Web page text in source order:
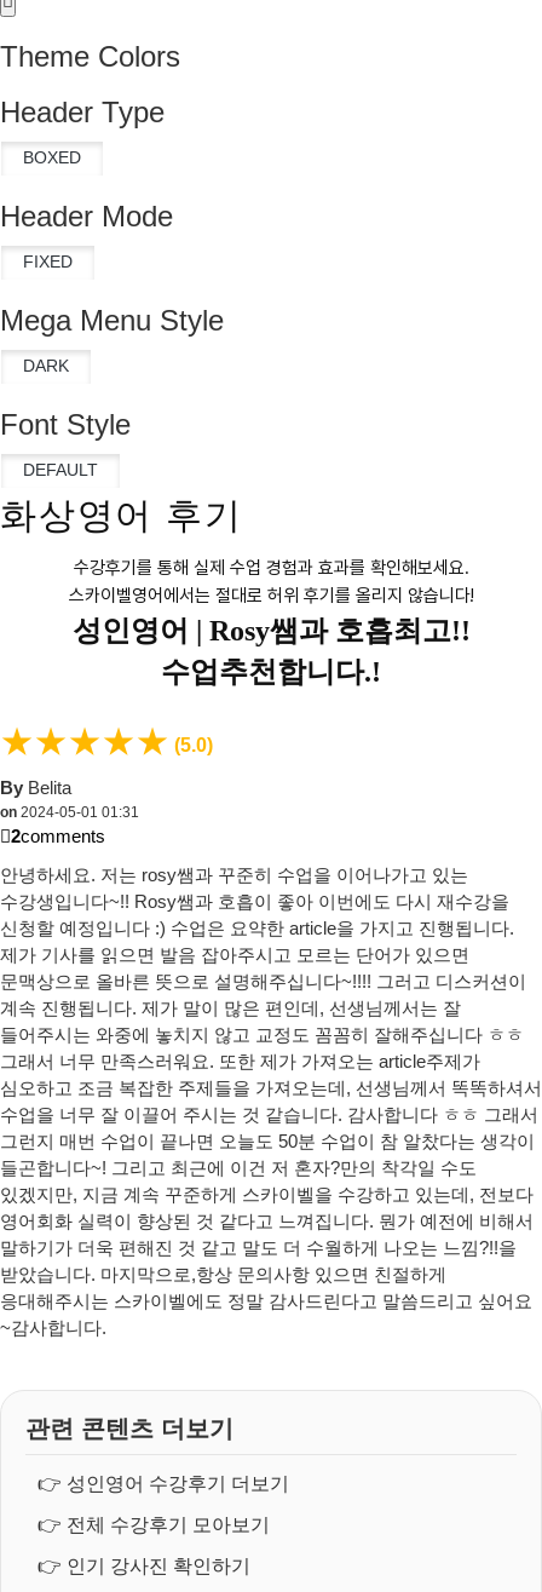
Theme Colors
Header Type
Header Mode
Mega Menu Style
Font Style
화상영어 후기
수강후기를 통해 실제 수업 경험과 효과를 확인해보세요.
스카이벨영어에서는 절대로 허위 후기를 올리지 않습니다!
성인영어 | Rosy쌤과 호흡최고!!
수업추천합니다.!
★★★★★ (5.0)
By Belita
on 2024-05-01 01:31
2comments
안녕하세요. 저는 rosy쌤과 꾸준히 수업을 이어나가고 있는
수강생입니다~!! Rosy쌤과 호흡이 좋아 이번에도 다시 재수강을
신청할 예정입니다 :) 수업은 요약한 article을 가지고 진행됩니다.
제가 기사를 읽으면 발음 잡아주시고 모르는 단어가 있으면
문맥상으로 올바른 뜻으로 설명해주십니다~!!!! 그러고 디스커션이
계속 진행됩니다. 제가 말이 많은 편인데, 선생님께서는 잘
들어주시는 와중에 놓치지 않고 교정도 꼼꼼히 잘해주십니다 ㅎㅎ
그래서 너무 만족스러워요. 또한 제가 가져오는 article주제가
심오하고 조금 복잡한 주제들을 가져오는데, 선생님께서 똑똑하셔서
수업을 너무 잘 이끌어 주시는 것 같습니다. 감사합니다 ㅎㅎ 그래서
그런지 매번 수업이 끝나면 오늘도 50분 수업이 참 알찼다는 생각이
들곤합니다~! 그리고 최근에 이건 저 혼자?만의 착각일 수도
있겠지만, 지금 계속 꾸준하게 스카이벨을 수강하고 있는데, 전보다
영어회화 실력이 향상된 것 같다고 느껴집니다. 뭔가 예전에 비해서
말하기가 더욱 편해진 것 같고 말도 더 수월하게 나오는 느낌?!!을
받았습니다. 마지막으로,항상 문의사항 있으면 친절하게
응대해주시는 스카이벨에도 정말 감사드린다고 말씀드리고 싶어요
~감사합니다.
관련 콘텐츠 더보기
👉 성인영어 수강후기 더보기
👉 전체 수강후기 모아보기
👉 인기 강사진 확인하기